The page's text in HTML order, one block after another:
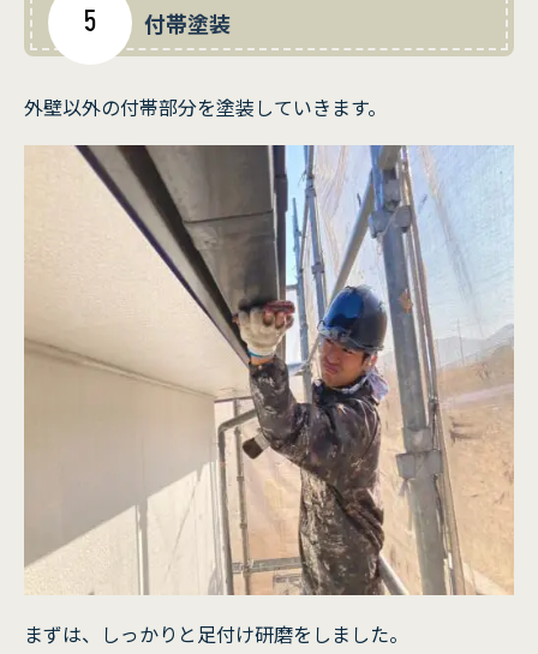
5 付帯塗装
外壁以外の付帯部分を塗装していきます。
まずは、しっかりと足付け研磨をしました。